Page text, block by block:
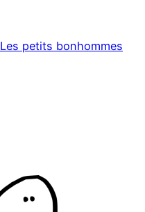
Les petits bonhommes